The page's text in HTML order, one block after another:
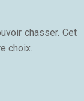
chasser. Cet
choix.